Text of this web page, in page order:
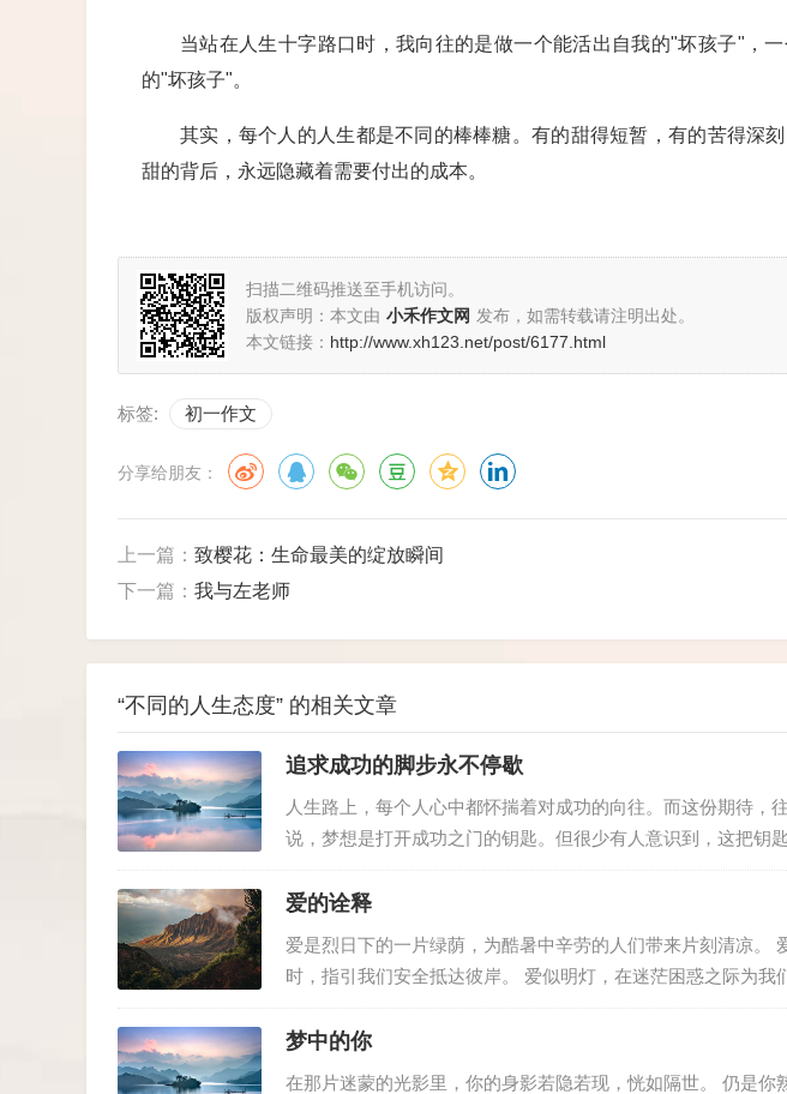
当站在人生十字路口时，我向往的是做一个能活出自我的"坏孩子"，
的"坏孩子"。
其实，每个人的人生都是不同的棒棒糖。有的甜得短暂，有的苦得深
甜的背后，永远隐藏着需要付出的成本。
扫描二维码推送至手机访问。
版权声明：本文由 小禾作文网 发布，如需转载请注明出处。
本文链接： http://www.xh123.net/post/6177.html
标签: 初一作文
分享给朋友：
上一篇： 致樱花：生命最美的绽放瞬间
下一篇： 我与左老师
“不同的人生态度” 的相关文章
追求成功的脚步永不停歇
人生路上，每个人心中都怀揣着对成功的向往。而这份期待，
说，梦想是打开成功之门的钥匙。但很少有人意识到，这把钥
们在时光的长河里，用日复一日的学习和积累来铸就。 有人说
出了成功的真谛：没有艰辛付出的人，...
爱的诠释
爱是烈日下的一片绿荫，为酷暑中辛劳的人们带来片刻清凉。
时，指引我们安全抵达彼岸。 爱似明灯，在迷茫困惑之际为我
的力量，让我们从悲伤的阴霾中走出重获新生。 爱如希望之光
向。 爱是寒冬里的温暖慰藉，当我...
梦中的你
在那片迷蒙的光影里，你的身影若隐若现，恍如隔世。 仍是你